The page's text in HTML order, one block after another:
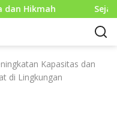
Sejarah
Kapasitas dan
di Lingkungan